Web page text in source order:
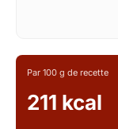
Par 100 g de recette
211 kcal